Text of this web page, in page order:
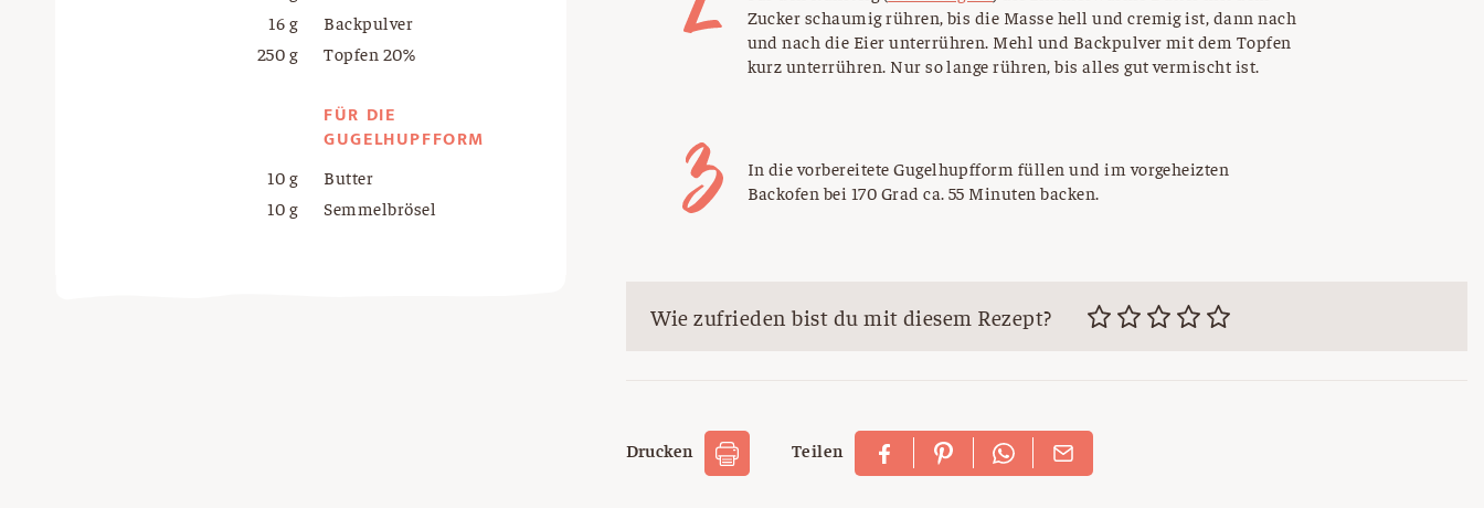
16 g
Backpulver
250 g
Topfen 20%
FÜR DIE
GUGELHUPFFORM
10 g
Butter
10 g
Semmelbrösel
Zucker schaumig rühren, bis die Masse hell und cremig ist, dann nach
und nach die Eier unterrühren. Mehl und Backpulver mit dem Topfen
kurz unterrühren. Nur so lange rühren, bis alles gut vermischt ist.
In die vorbereitete Gugelhupfform füllen und im vorgeheizten
Backofen bei 170 Grad ca. 55 Minuten backen.
Wie zufrieden bist du mit diesem Rezept?
Drucken Teilen